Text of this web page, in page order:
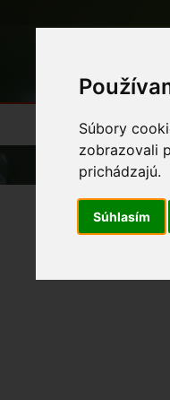
Súbory
zobrazovali
prichádzajú.
Súhlasím